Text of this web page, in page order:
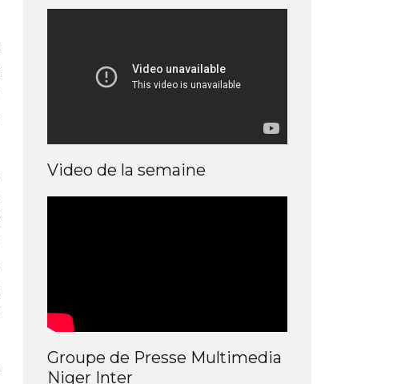
Video de la semaine
Groupe de Presse Multimedia
Niger Inter